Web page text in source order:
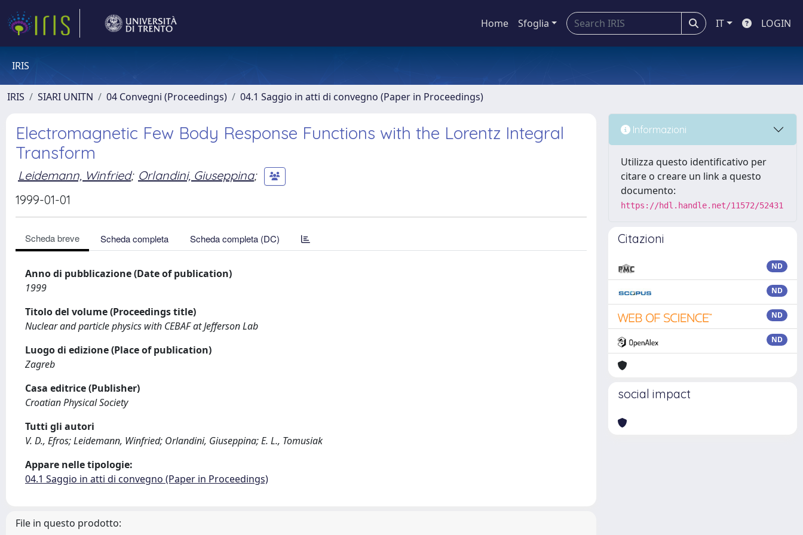
Home Sfoglia IT LOGIN
IRIS
IRIS SIARI UNITN 04 Convegni (Proceedings) 04.1 Saggio in atti di convegno (Paper in Proceedings)
Electromagnetic Few Body Response Functions with the Lorentz Integral
Transform
Leidemann, Winfried; Orlandini, Giuseppina;
1999-01-01
Scheda breve Scheda completa Scheda completa (DC)
Anno di pubblicazione (Date of publication)
1999
Titolo del volume (Proceedings title)
Nuclear and particle physics with CEBAF at Jefferson Lab
Luogo di edizione (Place of publication)
Zagreb
Casa editrice (Publisher)
Croatian Physical Society
Tutti gli autori
V. D., Efros; Leidemann, Winfried; Orlandini, Giuseppina; E. L., Tomusiak
Appare nelle tipologie:
04.1 Saggio in atti di convegno (Paper in Proceedings)
File in questo prodotto:
Informazioni
Utilizza questo identificativo per
citare o creare un link a questo
documento:
https://hdl.handle.net/11572/52431
Citazioni
ND
ND
ND
ND
social impact